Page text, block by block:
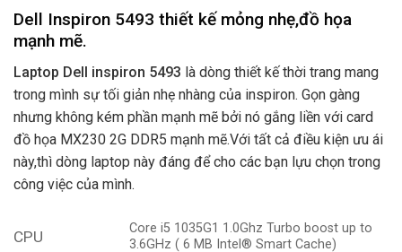
Dell Inspiron 5493 thiết kế mỏng nhẹ,đồ họa
mạnh mẽ.
Laptop Dell inspiron 5493 là dòng thiết kế thời trang mang
trong mình sự tối giản nhẹ nhàng của inspiron. Gọn gàng
nhưng không kém phần mạnh mẽ bởi nó gắng liền với card
đồ họa MX230 2G DDR5 mạnh mẽ.Với tất cả điều kiện ưu ái
này,thì dòng laptop này đáng để cho các bạn lựu chọn trong
công việc của mình.
CPU
Core i5 1035G1 1.0Ghz Turbo boost up to
3.6GHz ( 6 MB Intel® Smart Cache)